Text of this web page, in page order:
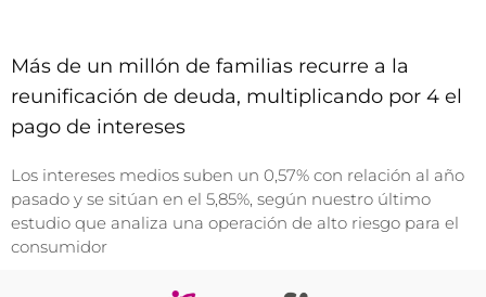
Más de un millón de familias recurre a la
reunificación de deuda, multiplicando por 4 el
pago de intereses
Los intereses medios suben un 0,57% con relación al año
pasado y se sitúan en el 5,85%, según nuestro último
estudio que analiza una operación de alto riesgo para el
consumidor